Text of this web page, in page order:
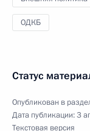
ОДКБ
Статус
Опубликован в
Дата публикации:3
Текстовая версия